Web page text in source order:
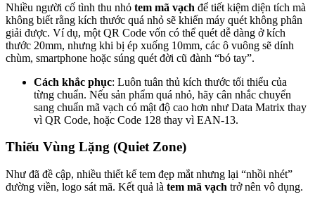
Nhiều người cố tình thu nhỏ tem mã vạch để tiết kiệm diện tích mà
không biết rằng kích thước quá nhỏ sẽ khiến máy quét không phân
giải được. Ví dụ, một QR Code vốn có thể quét dễ dàng ở kích
thước 20mm, nhưng khi bị ép xuống 10mm, các ô vuông sẽ dính
chùm, smartphone hoặc súng quét đời cũ đành “bó tay”.
Cách khắc phục: Luôn tuân thủ kích thước tối thiểu của
từng chuẩn. Nếu sản phẩm quá nhỏ, hãy cân nhắc chuyển
sang chuẩn mã vạch có mật độ cao hơn như Data Matrix thay
vì QR Code, hoặc Code 128 thay vì EAN-13.
Thiếu Vùng Lặng (Quiet Zone)
Như đã đề cập, nhiều thiết kế tem đẹp mắt nhưng lại “nhồi nhét”
đường viền, logo sát mã. Kết quả là tem mã vạch trở nên vô dụng.